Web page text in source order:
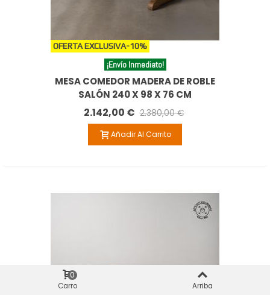
OFERTA EXCLUSIVA-10%
¡Envío Inmediato!
MESA COMEDOR MADERA DE ROBLE
SALÓN 240 X 98 X 76 CM
2.142,00 € 2.380,00 €
Añadir Al Carrito
Carro
0
Arriba